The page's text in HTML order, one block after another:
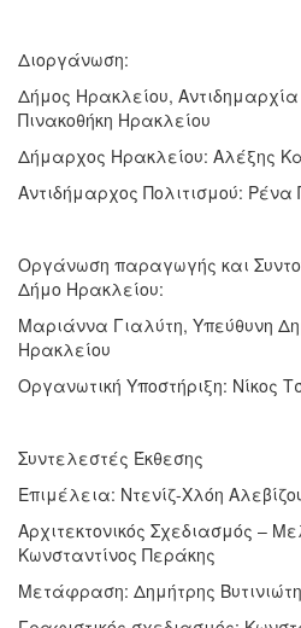
Διοργάνωση:
Δήμος Ηρακλείου, Αντιδημαρχία
Πινακοθήκη Ηρακλείου
Δήμαρχος Ηρακλείου: Αλέξης
Αντιδήμαρχος Πολιτισμού:
Οργάνωση παραγωγής και
Δήμο Ηρακλείου:
Μαριάννα Γιαλύτη, Υπεύθυνη
Ηρακλείου
Οργανωτική Υποστήριξη: Νίκος
Συντελεστές Έκθεσης
Επιμέλεια: Ντενίζ-Χλόη
Αρχιτεκτονικός Σχεδιασμός –
Κωνσταντίνος Περάκης
Μετάφραση: Δημήτρης